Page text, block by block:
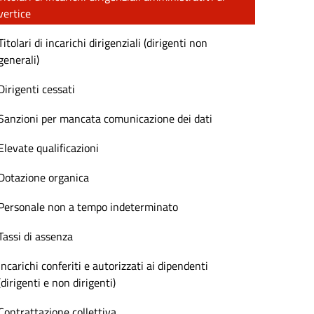
di incarichi dirigenziali (dirigenti non
cessati
per mancata comunicazione dei dati
qualificazioni
organica
non a tempo indeterminato
di assenza
conferiti e autorizzati ai dipendenti
e non dirigenti)